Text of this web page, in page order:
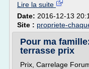
Lire la suite
Date: 2016-12-13
Site : propriete-
Pour ma
terrasse prix
Prix, Carrelage